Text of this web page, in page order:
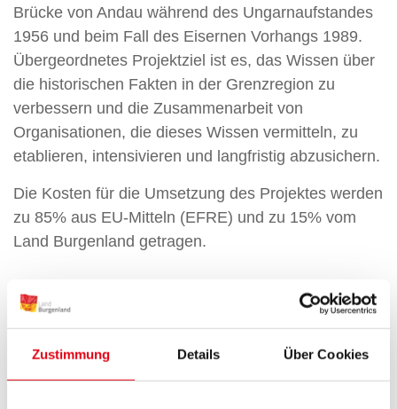
Zustimmung Details Über Cookies
Brücke von Andau während des Ungarnaufstandes
1956 und beim Fall des Eisernen Vorhangs 1989.
Übergeordnetes Projektziel ist es, das Wissen über
die historischen Fakten in der Grenzregion zu
verbessern und die Zusammenarbeit von
Organisationen, die dieses Wissen vermitteln, zu
etablieren, intensivieren und langfristig abzusichern.
Die Kosten für die Umsetzung des Projektes werden
zu 85% aus EU-Mitteln (EFRE) und zu 15% vom
Land Burgenland getragen.
Projektlaufzeit:
01/2020 – 06/2022